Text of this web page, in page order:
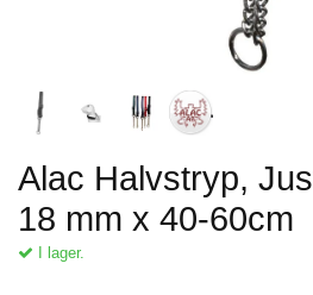
Alac Halvstryp,
18 mm x 40-60cm
I lager.